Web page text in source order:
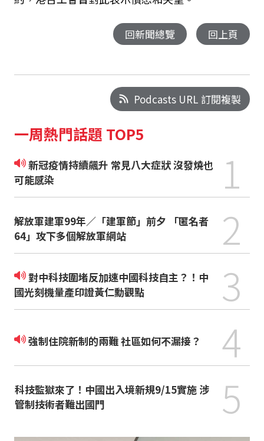
回新聞總覽 回上頁
Podcasts URL 訂閱複製
一周熱門話題 TOP5
新冠疫情持續飆升 常見八大症狀 沒發燒也
可能感染
1
解放軍建軍99年／「建軍節」前夕 「匿名者
64」攻下多個解放軍網站
2
對中科技圍堵反加速中國科技自主？！中
國光刻機量產印證黃仁勳觀點
3
強制住院新制的兩難 社區如何不漏接？ 4
科技監獄來了！中國出入境新規9/15實施 涉
管制技術者難出國門
5